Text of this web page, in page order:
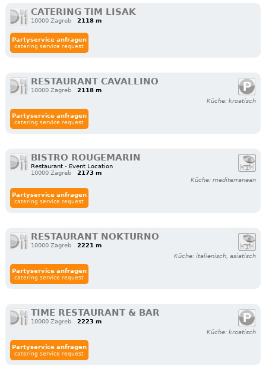
CATERING TIM LISAK
10000 Zagreb 2118 m
Partyservice anfragen
catering service request
RESTAURANT CAVALLINO
10000 Zagreb
2118 m
Küche: kroatisch
Partyservice anfragen
catering service request
BISTRO ROUGEMARIN
Restaurant - Event Location
10000 Zagreb
2173 m
Küche: mediterranean
Partyservice anfragen
catering service request
RESTAURANT NOKTURNO
10000 Zagreb
2221 m
Küche: italienisch, asiatisch
Partyservice anfragen
catering service request
TIME RESTAURANT & BAR
10000 Zagreb
2223 m
Küche: kroatisch
Partyservice anfragen
catering service request